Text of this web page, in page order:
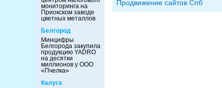
мониторинга на
Приокском заводе
цветных металлов
Белгород
Минцифры
Белгорода закупила
продукцию YADRO
на десятки
миллионов у ООО
«Пчелка»
Калуга
Продвижение сайтов Спб